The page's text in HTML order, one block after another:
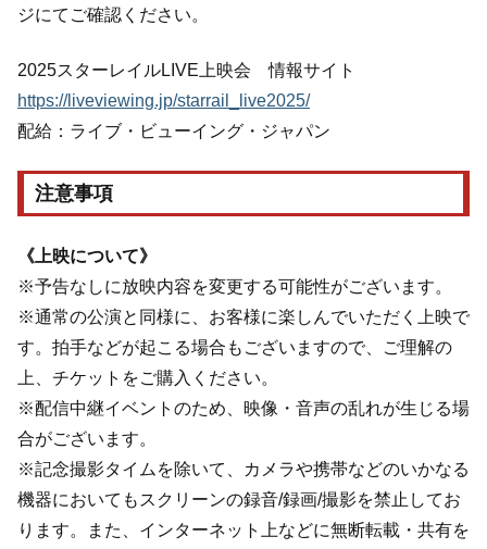
ジにてご確認ください。
2025スターレイルLIVE上映会 情報サイト
https://liveviewing.jp/starrail_live2025/
配給：ライブ・ビューイング・ジャパン
注意事項
《上映について》
※予告なしに放映内容を変更する可能性がございます。
※通常の公演と同様に、お客様に楽しんでいただく上映で
す。拍手などが起こる場合もございますので、ご理解の
上、チケットをご購入ください。
※配信中継イベントのため、映像・音声の乱れが生じる場
合がございます。
※記念撮影タイムを除いて、カメラや携帯などのいかなる
機器においてもスクリーンの録音/録画/撮影を禁止してお
ります。また、インターネット上などに無断転載・共有を